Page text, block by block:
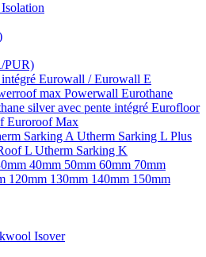
PUR)
Eurowall / Eurowall E
max Powerwall Eurothane
silver avec pente intégré Eurofloor
Euroroof Max
Sarking A Utherm Sarking L Plus
L Utherm Sarking K
40mm 50mm 60mm 70mm
120mm 130mm 140mm 150mm
Isover